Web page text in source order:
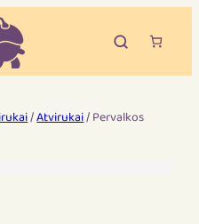
/Atvirukai/ Pervalkos